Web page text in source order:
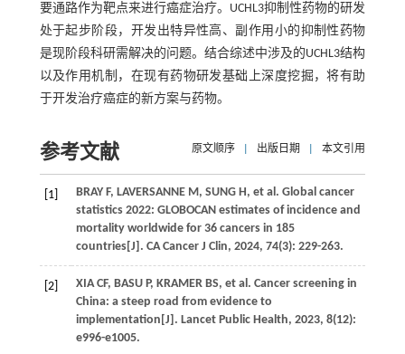
要通路作为靶点来进行癌症治疗。UCHL3抑制性药物的研发
处于起步阶段，开发出特异性高、副作用小的抑制性药物
是现阶段科研需解决的问题。结合综述中涉及的UCHL3结构
以及作用机制，在现有药物研发基础上深度挖掘，将有助
于开发治疗癌症的新方案与药物。
参考文献 原文顺序 出版日期 本文引用
[1] BRAY F, LAVERSANNE M, SUNG H, et al . Global cancer
statistics 2022: GLOBOCAN estimates of incidence and
mortality worldwide for 36 cancers in 185
countries[J]. CA Cancer J Clin, 2024, 74(3): 229-263.
[2] XIA CF, BASU P, KRAMER BS, et al . Cancer screening in
China: a steep road from evidence to
implementation[J]. Lancet Public Health, 2023, 8(12):
e996-e1005.